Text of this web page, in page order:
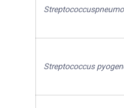
Streptococcus
Streptococcusр